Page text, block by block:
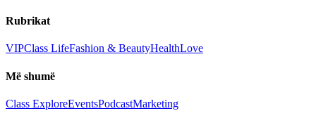
Rubrikat
VIPClass LifeFashion & BeautyHealthLove
Më shumë
Class ExploreEventsPodcastMarketing